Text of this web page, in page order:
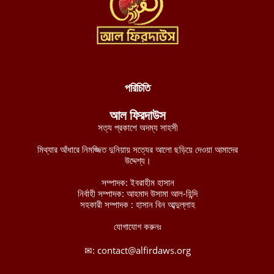
লালমনিরহাটে তিস্তা নদীর পানি বিপৎসীমার ওপরে, ভয়াবহ বন্যার শঙ্কা
অজ্ঞাত ক্ষেপণাস্ত্রসদৃশ বস্তুর হামলায় লোহিত সাগরে ডুবে গেল ভারতীয়
ঢাকেশ্বরী মন্দিরে সমকামী বিয়ের ঘটনায় জড়িতদের শাস্তি দাবিতে ১২৩০
ইমারাতে ইসলামিয়ার পারওয়ানে ব্যারাইট খনি উত্তোলনে পাঁচ বছরের চুক্তি,
পরিচিতি
আল ফিরদাউস
সত্য প্রকাশে অদম্য সাহসী
মিথ্যার আঁধারে নিমজ্জিত দুনিয়ায় সত্যের আলো ছড়িয়ে দেওয়া আমাদের
উদ্দেশ্য।
সম্পাদক: ইবরাহীম হাসান
নির্বাহী সম্পাদক: আহমাদ উসামা আল-হিন্দি
সহকারী সম্পাদক : হাসান বিন আব্দুল্লাহ
যোগাযোগ করুনঃ
✉: contact@alfirdaws.org